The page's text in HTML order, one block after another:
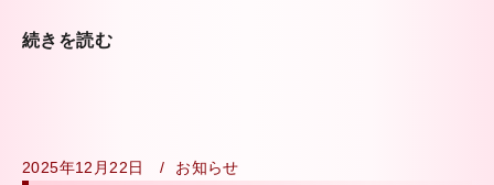
続きを読む
2025年12月22日 お知らせ